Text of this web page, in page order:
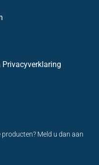
Meld u dan aan